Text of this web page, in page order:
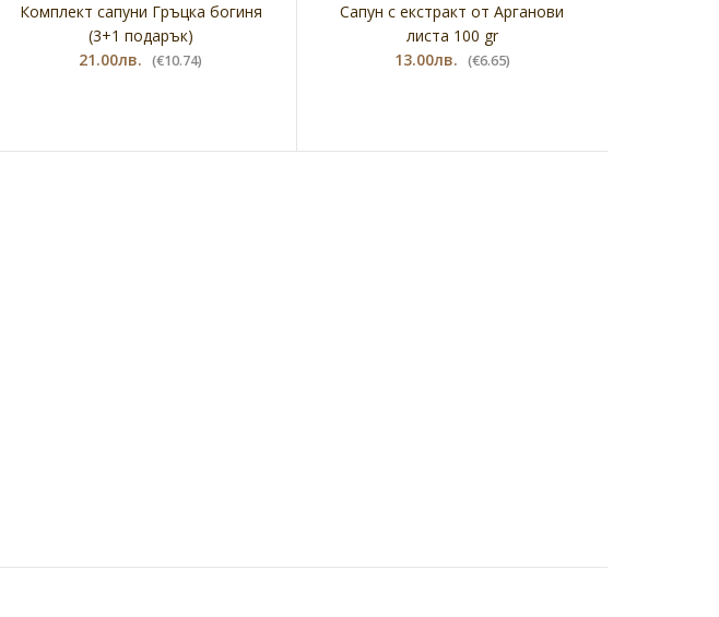
Комплект сапуни Гръцка богиня
(3+1 подарък)
21.00лв. (€10.74)
Сапун с екстракт от Арганови
листа 100 gr
13.00лв. (€6.65)